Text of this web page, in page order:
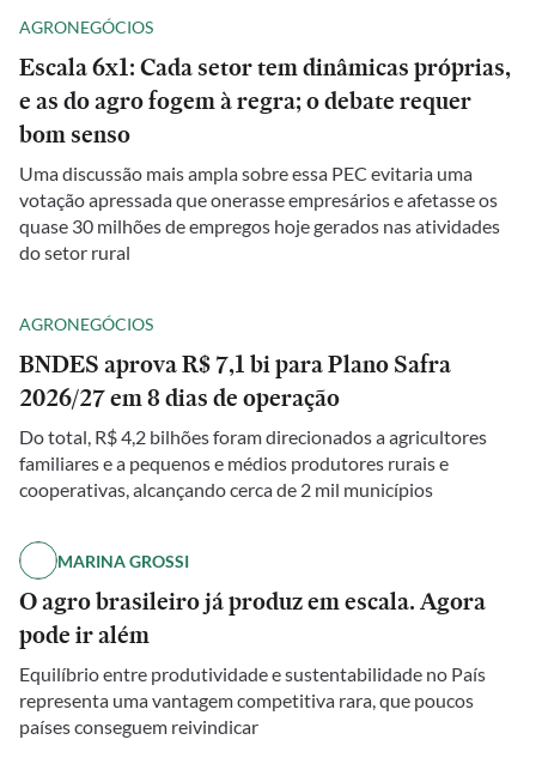
AGRONEGÓCIOS
Escala 6x1: Cada setor tem dinâmicas próprias,
e as do agro fogem à regra; o debate requer
bom senso
Uma discussão mais ampla sobre essa PEC evitaria uma
votação apressada que onerasse empresários e afetasse os
quase 30 milhões de empregos hoje gerados nas atividades
do setor rural
AGRONEGÓCIOS
BNDES aprova R$ 7,1 bi para Plano Safra
2026/27 em 8 dias de operação
Do total, R$ 4,2 bilhões foram direcionados a agricultores
familiares e a pequenos e médios produtores rurais e
cooperativas, alcançando cerca de 2 mil municípios
MARINA GROSSI
O agro brasileiro já produz em escala. Agora
pode ir além
Equilíbrio entre produtividade e sustentabilidade no País
representa uma vantagem competitiva rara, que poucos
países conseguem reivindicar